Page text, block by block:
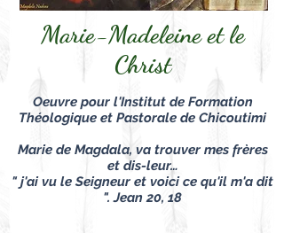
Marie-Madeleine et le
Christ
Oeuvre pour l'Institut de Formation
Théologique et Pastorale de Chicoutimi
Marie de Magdala, va trouver mes frères
et dis-leur…
" j'ai vu le Seigneur et voici ce qu'il m'a dit
". Jean 20, 18